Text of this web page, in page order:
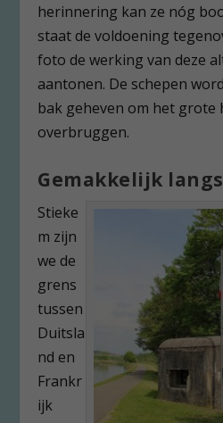
herinnering kan ze nóg
staat de voldoening
foto de werking van deze
aantonen. De schepen
bak geheven om het grote
overbruggen.
Gemakkelijk
Stieke
m zijn
we de
grens
tussen
Duitsla
nd en
Frankr
ijk